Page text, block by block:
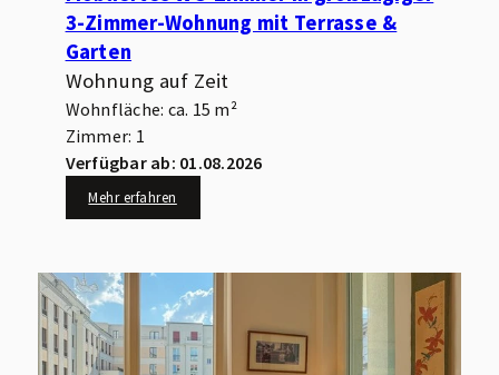
3-Zimmer-Wohnung mit Terrasse &
Garten
Wohnung auf Zeit
Wohnfläche: ca. 15 m²
Zimmer: 1
Verfügbar ab: 01.08.2026
Mehr erfahren